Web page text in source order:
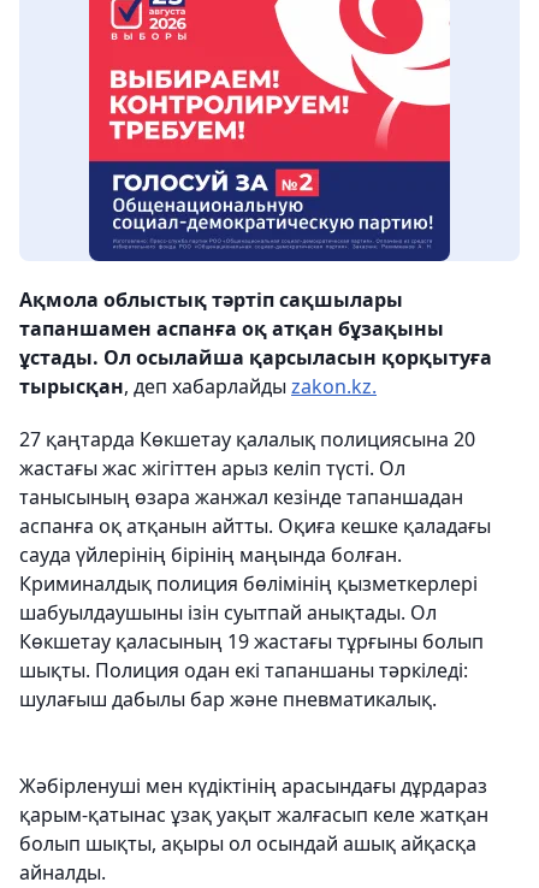
Ақмола облыстық тәртіп сақшылары
тапаншамен аспанға оқ атқан бұзақыны
ұстады. Ол осылайша қарсыласын қорқытуға
тырысқан, деп хабарлайды zakon.kz.
27 қаңтарда Көкшетау қалалық полициясына 20
жастағы жас жігіттен арыз келіп түсті. Ол
танысының өзара жанжал кезінде тапаншадан
аспанға оқ атқанын айтты. Оқиға кешке қаладағы
сауда үйлерінің бірінің маңында болған.
Криминалдық полиция бөлімінің қызметкерлері
шабуылдаушыны ізін суытпай анықтады. Ол
Көкшетау қаласының 19 жастағы тұрғыны болып
шықты. Полиция одан екі тапаншаны тәркіледі:
шулағыш дабылы бар және пневматикалық.
Жәбірленуші мен күдіктінің арасындағы дұрдараз
қарым-қатынас ұзақ уақыт жалғасып келе жатқан
болып шықты, ақыры ол осындай ашық айқасқа
айналды.